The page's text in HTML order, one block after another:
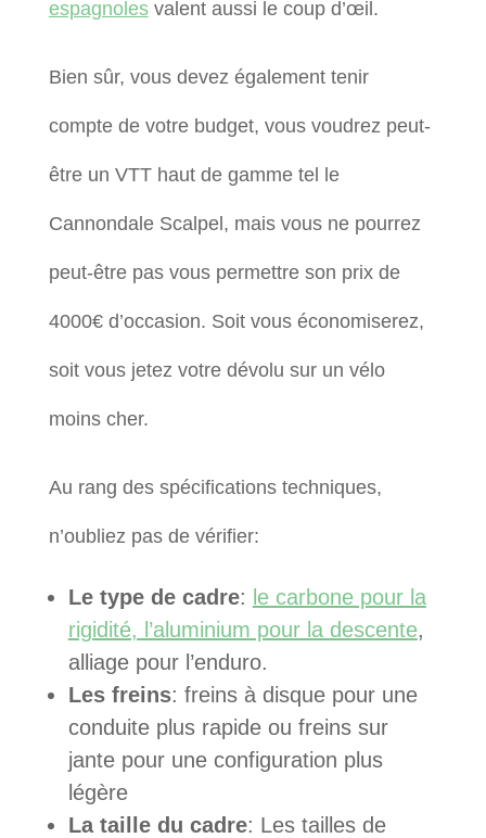
espagnolesvalent aussi le coup d’œil.
Bien sûr, vous devez également tenir
compte de votre budget, vous voudrez peut-
être un VTT haut de gamme tel le
Cannondale Scalpel, mais vous ne pourrez
peut-être pas vous permettre son prix de
4000€ d’occasion. Soit vous économiserez,
soit vous jetez votre dévolu sur un vélo
moins cher.
Au rang des spécifications techniques,
n’oubliez pas de vérifier:
Le type de cadre: le carbone pour la
rigidité, l’aluminium pour la descente,
alliage pour l’enduro.
Les freins: freins à disque pour une
conduite plus rapide ou freins sur
jante pour une configuration plus
légère
La taille du cadre: Les tailles de